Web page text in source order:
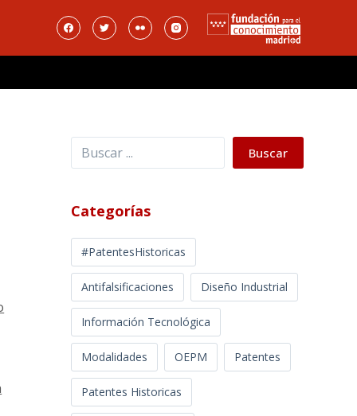
Buscar Buscar
Categorías
#PatentesHistoricas
Antifalsificaciones Diseño Industrial
Información Tecnológica
Modalidades OEPM Patentes
Patentes Historicas